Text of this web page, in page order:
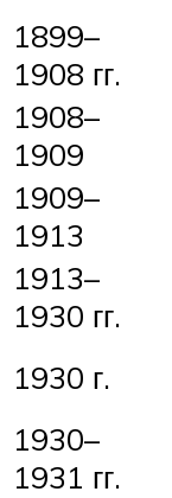
1899–
1908 гг.
1908–
1909
1909–
1913
1913–
1930 гг.
1930 г.
1930–
1931 гг.